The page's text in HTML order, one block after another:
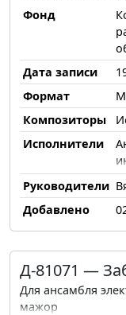
Фонд
Дата записи
Формат
Композиторы
Исполнители
Руководители
Добавлено
Д-81071 —
Для ансамбля
мажор